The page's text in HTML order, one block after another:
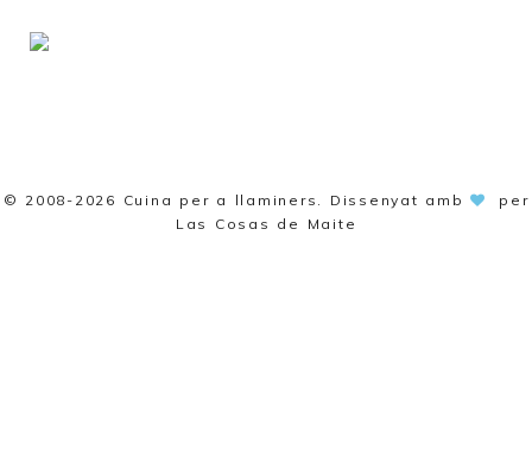
© 2008-2026 Cuina per a llaminers . Dissenyat amb
per
Las Cosas de Maite